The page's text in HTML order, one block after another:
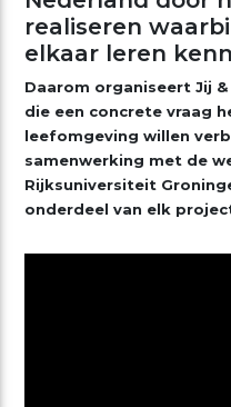
realiseren
elkaar leren
Daarom organiseert Jij
die een concrete vraag
leefomgeving willen
samenwerking met de
Rijksuniversiteit
onderdeel van elk